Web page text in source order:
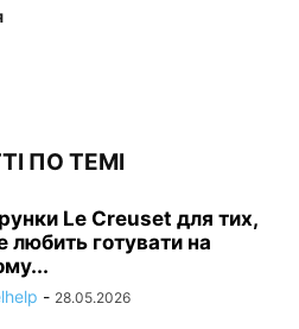
ПО ТЕМІ
Le Creuset для тих,
любить готувати на
- 28.05.2026